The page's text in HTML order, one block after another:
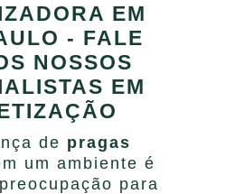
EM
- FALE
NOSSOS
EM
de pragas
um ambiente é
para